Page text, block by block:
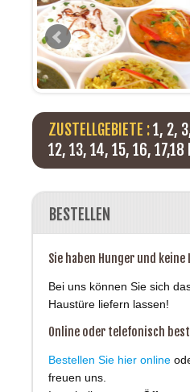
ZUSTELLGEBIETE :1, 2,
12, 13, 14, 15, 16, 17,18
BESTELLEN
Haustüre liefern lassen!
freuen uns.
Innerhalb unserer